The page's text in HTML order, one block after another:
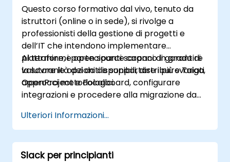
Questo corso formativo dal vivo, tenuto da
istruttori (online o in sede), si rivolge a
professionisti della gestione di progetti e
dell’IT che intendono implementare
piattaforme open source capaci di garantire
la sovranità dei dati e supportare i più svariati
approcci metodologici.
Al termine, i partecipanti saranno in grado di
valutare le opzioni disponibili, distribuire Taiga,
OpenProject e Focalboard, configurare
integrazioni e procedere alla migrazione da
Ulteriori Informazioni...
Slack per principianti